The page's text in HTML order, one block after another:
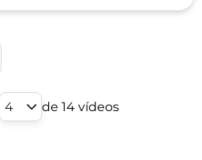
4 de 14 vídeos